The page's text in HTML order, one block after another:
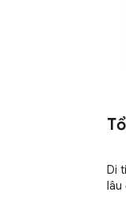
Di
lâu